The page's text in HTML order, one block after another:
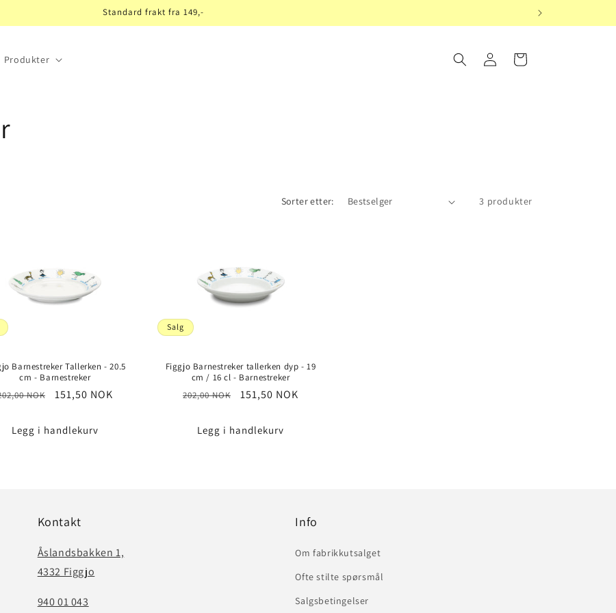
Standard frakt fra 149,-
Produkter
Logg
inn
Handlekurv
Sorter etter: 3 produkter
Barnestreker Tallerken - 20.5
cm - Barnestreker
NOK Salgspris
151,50 NOK
Legg i handlekurv
Salg
Figgjo Barnestreker tallerken dyp - 19
cm / 16 cl - Barnestreker
Vanlig
202,00 NOK Salgspris
151,50 NOK
Legg i handlekurv
Kontakt
Åslandsbakken 1,
4332 Figgjo
940 01 043
Info
Om fabrikkutsalget
Ofte stilte spørsmål
Salgsbetingelser